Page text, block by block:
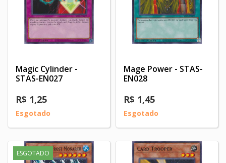
Magic Cylinder -
STAS-EN027
R$ 1,25
Esgotado
Mage Power - STAS-
EN028
R$ 1,45
Esgotado
ESGOTADO